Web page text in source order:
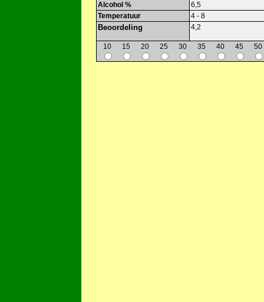
Alcohol %
6,5
Temperatuur
4 - 8
Beoordeling 4,2
10 15 20 25 30 35 40 45 50